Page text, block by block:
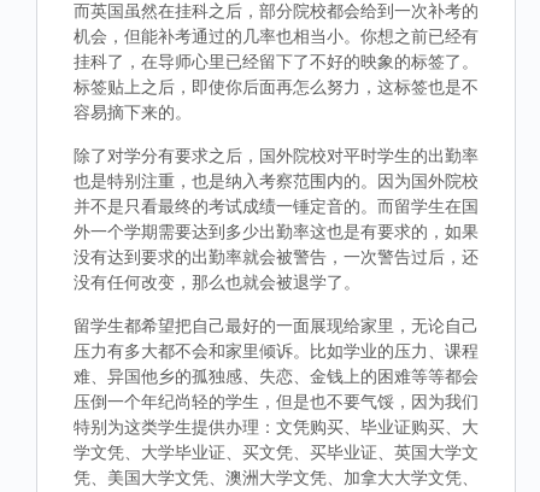
而英国虽然在挂科之后，部分院校都会给到一次补考的
机会，但能补考通过的几率也相当小。你想之前已经有
挂科了，在导师心里已经留下了不好的映象的标签了。
标签贴上之后，即使你后面再怎么努力，这标签也是不
容易摘下来的。
除了对学分有要求之后，国外院校对平时学生的出勤率
也是特别注重，也是纳入考察范围内的。因为国外院校
并不是只看最终的考试成绩一锤定音的。而留学生在国
外一个学期需要达到多少出勤率这也是有要求的，如果
没有达到要求的出勤率就会被警告，一次警告过后，还
没有任何改变，那么也就会被退学了。
留学生都希望把自己最好的一面展现给家里，无论自己
压力有多大都不会和家里倾诉。比如学业的压力、课程
难、异国他乡的孤独感、失恋、金钱上的困难等等都会
压倒一个年纪尚轻的学生，但是也不要气馁，因为我们
特别为这类学生提供办理：文凭购买、毕业证购买、大
学文凭、大学毕业证、买文凭、买毕业证、英国大学文
凭、美国大学文凭、澳洲大学文凭、加拿大大学文凭、